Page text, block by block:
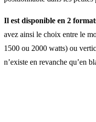
Il est disponible en 2
avez ainsi le choix entre le
1500 ou 2000 watts) ou
n’existe en revanche qu’en